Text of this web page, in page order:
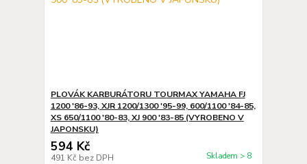
PLOVÁK KARBURÁTORU TOURMAX YAMAHA FJ
1200 '86-93, XJR 1200/1300 '95-99, 600/1100 '84-85,
XS 650/1100 '80-83, XJ 900 '83-85 (VYROBENO V
JAPONSKU)
594 Kč
491 Kč bez DPH Skladem > 8